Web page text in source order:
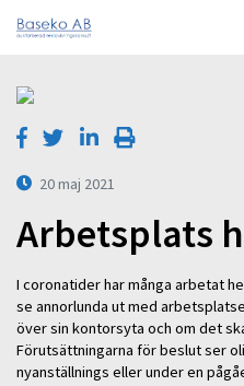
20 maj 2021
Arbetsplats
I coronatider har många arbetat
se annorlunda ut med
över sin kontorsyta och om det
Förutsättningarna för beslut ser
nyanställnings eller under en